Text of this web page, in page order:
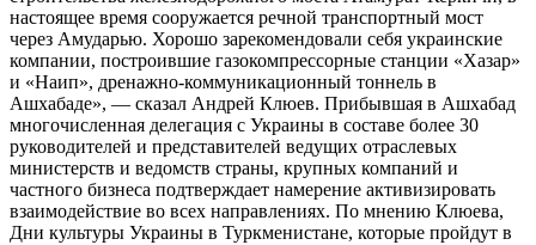
настоящее время сооружается речной транспортный мост
через Амударью. Хорошо зарекомендовали себя украинские
компании, построившие газокомпрессорные станции «Хазар»
и «Наип», дренажно-коммуникационный тоннель в
Ашхабаде», — сказал Андрей Клюев. Прибывшая в Ашхабад
многочисленная делегация с Украины в составе более 30
руководителей и представителей ведущих отраслевых
министерств и ведомств страны, крупных компаний и
частного бизнеса подтверждает намерение активизировать
взаимодействие во всех направлениях. По мнению Клюева,
Дни культуры Украины в Туркменистане, которые пройдут в